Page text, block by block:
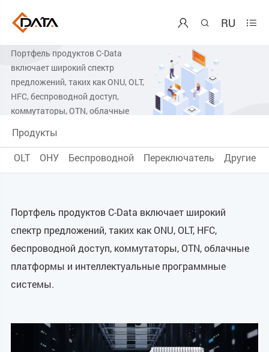
  RU 
Центр продукции
Портфель продуктов C-Data
включает широкий спектр
предложений, таких как ONU, OLT,
HFC, беспроводной доступ,
коммутаторы, OTN, облачные
программные системы.
Продукты
OLT
ОНУ Беспроводной Переключатель Другие
Портфель продуктов C-Data включает широкий
спектр предложений, таких как ONU, OLT, HFC,
беспроводной доступ, коммутаторы, OTN, облачные
платформы и интеллектуальные программные
системы.